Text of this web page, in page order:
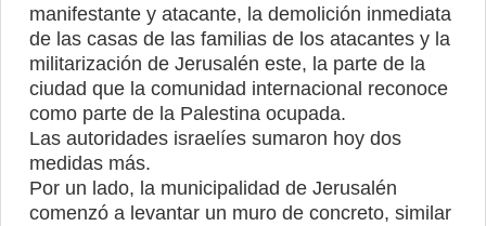
manifestante y atacante, la demolición inmediata
de las casas de las familias de los atacantes y la
militarización de Jerusalén este, la parte de la
ciudad que la comunidad internacional reconoce
como parte de la Palestina ocupada.
Las autoridades israelíes sumaron hoy dos
medidas más.
Por un lado, la municipalidad de Jerusalén
comenzó a levantar un muro de concreto, similar